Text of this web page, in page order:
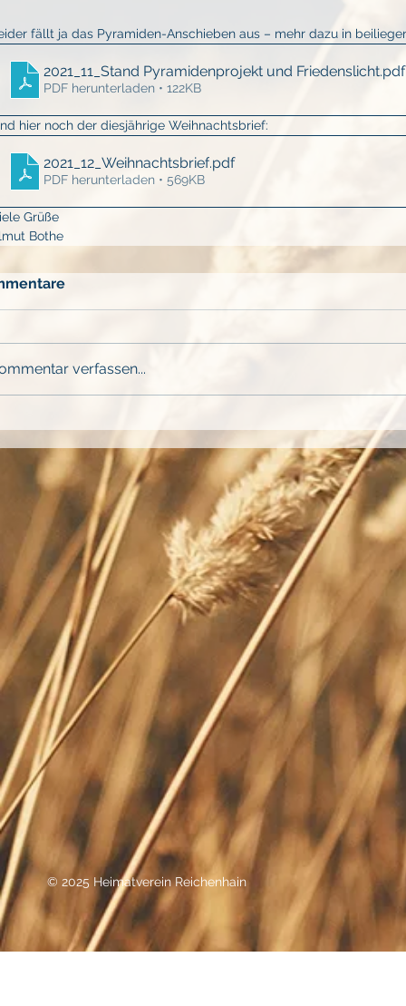
fällt ja das Pyramiden-Anschieben aus – mehr dazu in
2021_11_Stand Pyramidenprojekt und Friedenslicht.pdf
PDF herunterladen • 122KB
hier noch der diesjährige Weihnachtsbrief:
2021_12_Weihnachtsbrief.pdf
PDF herunterladen • 569KB
Grüße
Bothe
verfassen...
© 2025 Heimatverein Reichenhain